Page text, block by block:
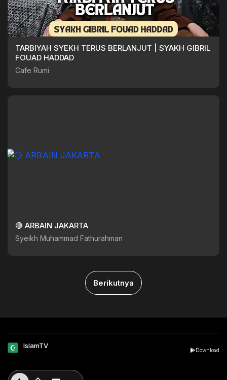
TARBIYAH SYEKH TERUS BERLANJUT | SYAKH GIBRIL
FOUAD HADDAD
Cafe Rumi
🔴 ARBAIN JAKARTA
Syeikh Muhammad Fathurahman
Berikutnya
IslamTV
Download